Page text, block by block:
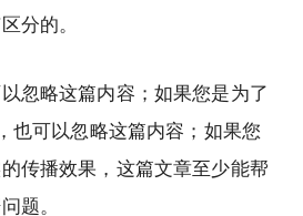
分的。
忽略这篇内容；如果您是为了
也可以忽略这篇内容；如果您
传播效果，这篇文章至少能帮
题。